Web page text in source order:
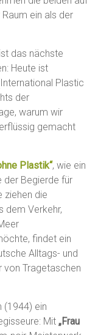
ein als der
das nächste
Heute ist
Plastic
der
warum wir
gemacht
Plastik“, wie ein
der Begierde für
ziehen die
dem Verkehr,
findet ein
Alltags- und
von Tragetaschen
(1944) ein
Mit„Frau